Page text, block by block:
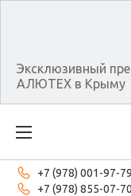
Эксклюзивный
АЛЮТЕХ в Крыму
+7 (978) 001-97-79
+7 (978) 855-07-70